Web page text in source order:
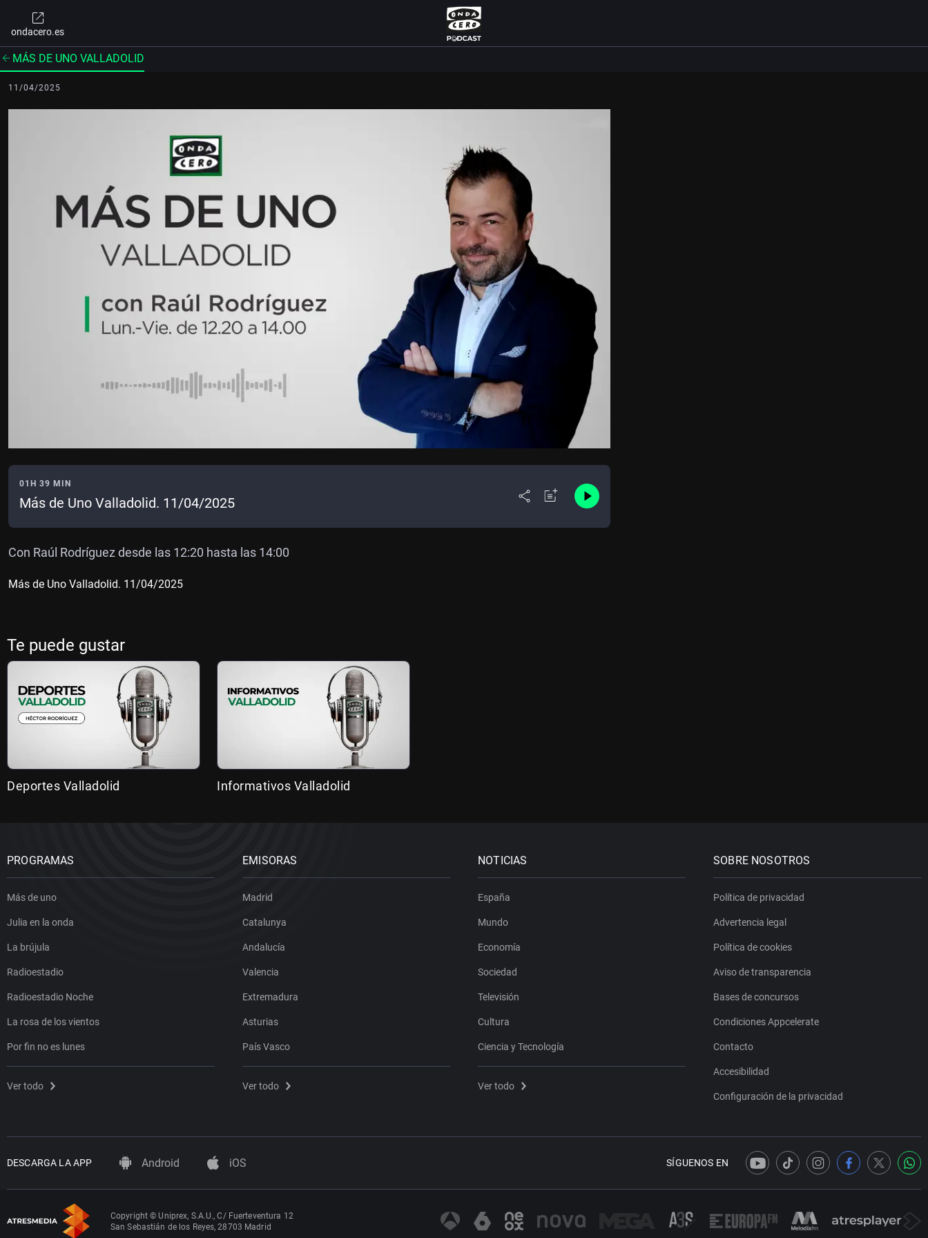
ondacero.es
MÁS DE UNO VALLADOLID
11/04/2025
01H 39 MIN
Más de Uno Valladolid. 11/04/2025
Con Raúl Rodríguez desde las 12:20 hasta las 14:00
Más de Uno Valladolid. 11/04/2025
Te puede gustar
Deportes Valladolid Informativos Valladolid
PROGRAMAS
Más de uno
Julia en la onda
La brújula
Radioestadio
Radioestadio Noche
La rosa de los vientos
Por fin no es lunes
Ver todo
EMISORAS
Madrid
Catalunya
Andalucía
Valencia
Extremadura
Asturias
País Vasco
Ver todo
NOTICIAS
España
Mundo
Economía
Sociedad
Televisión
Cultura
Ciencia y Tecnología
Ver todo
SOBRE NOSOTROS
Política de privacidad
Advertencia legal
Política de cookies
Aviso de transparencia
Bases de concursos
Condiciones Appcelerate
Contacto
Accesibilidad
Configuración de la privacidad
DESCARGA LA APP Android iOS SÍGUENOS EN
Copyright © Uniprex, S.A.U., C/ Fuerteventura 12
San Sebastián de los Reyes, 28703 Madrid